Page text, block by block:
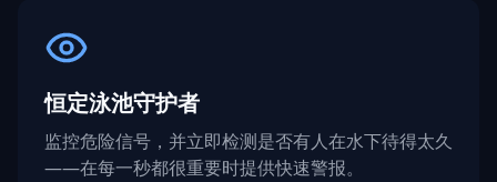
恒定泳池守护者
监控危险信号，并立即检测是否有人在水下待得太久
——在每一秒都很重要时提供快速警报。